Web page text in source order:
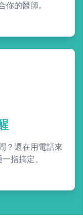
你的醫師。
？還在用電話來
指搞定。